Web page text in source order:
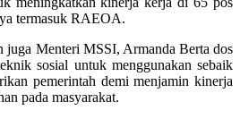
termasuk RAEOA.
juga Menteri MSSI, Armanda Berta dos
sosial untuk menggunakan sebaik
pemerintah demi menjamin kinerja
pada masyarakat.